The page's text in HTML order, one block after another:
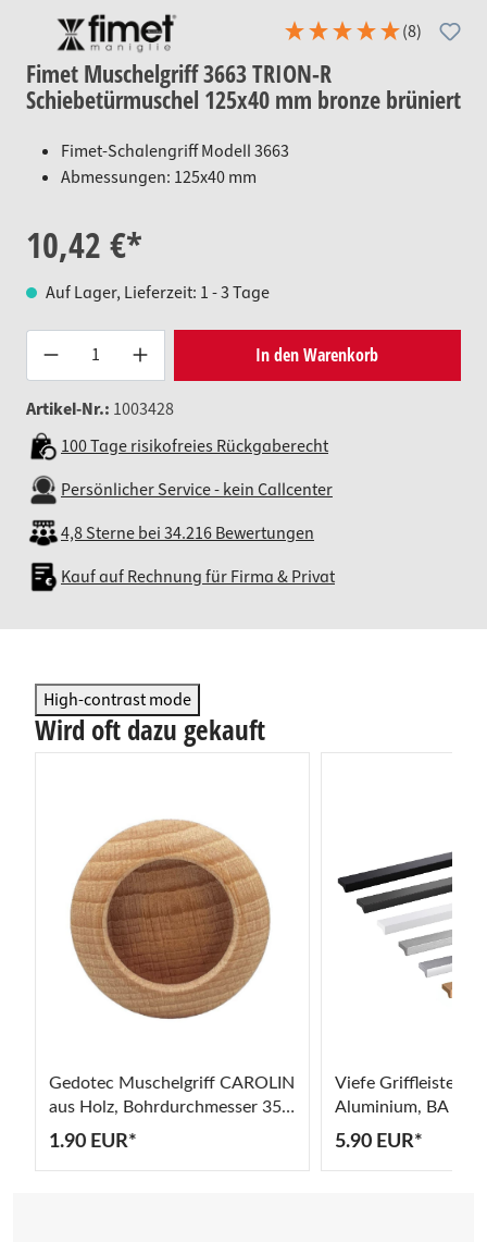
Fimet Muschelgriff 3663 TRION-R
Schiebetürmuschel 125x40 mm bronze brüniert
(8)
Fimet-Schalengriff Modell 3663
Abmessungen: 125x40 mm
10,42 €*
Auf Lager, Lieferzeit: 1 - 3 Tage
Produkt Anzahl: Gib den
In den Warenkorb
Artikel-Nr.: 1003428
100 Tage risikofreies Rückgaberecht
Persönlicher Service - kein Callcenter
4,8 Sterne bei 34.216 Bewertungen
Kauf auf Rechnung für Firma & Privat
High-contrast mode
Wird oft dazu gekauft
Gedotec Muschelgriff CAROLIN
aus Holz, Bohrdurchmesser 35
mm
1.90 EUR*
Viefe Griffleiste
Aluminium, BA 64 -
5.90 EUR*